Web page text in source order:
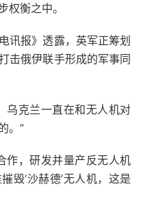
权衡之中。
讯报》透露，英军正筹划
击俄伊联手形成的军事同
乌克兰一直在和无人机对
。”
作，研发并量产反无人机
毁‘沙赫德’无人机，这是